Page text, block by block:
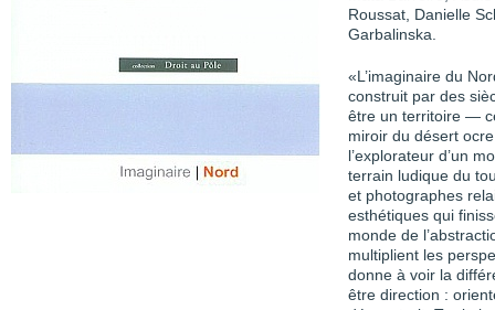
Roussat, Danielle
Garbalinska.
«L’imaginaire du
construit par des
être un territoire —
miroir du désert
l’explorateur d’un
terrain ludique du
et photographes
esthétiques qui
monde de
multiplient les
donne à voir la
être direction :